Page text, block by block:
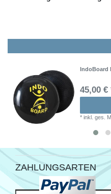
IndoBoard
45,00 €
*inkl. ges.
ZAHLUNGSARTEN